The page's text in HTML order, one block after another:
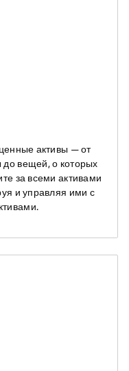
активы — от
вещей, о которых
за всеми активами
и управляя ими с